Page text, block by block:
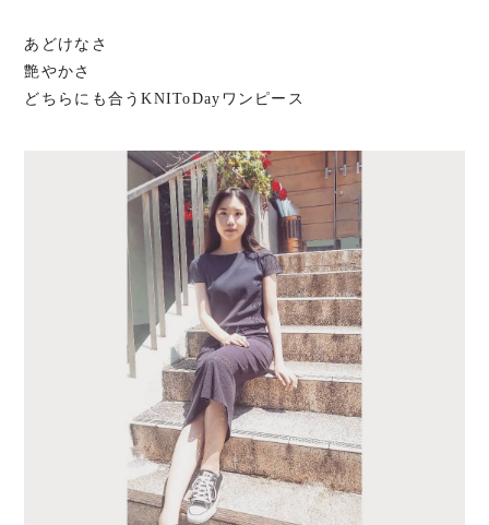
あどけなさ
艶やかさ
どちらにも合うKNIToDayワンピース